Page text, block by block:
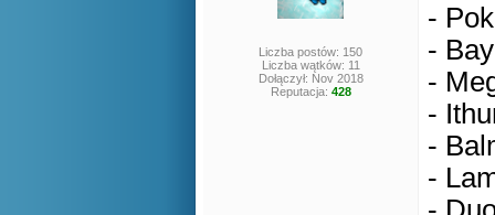
Liczba postów: 150
Liczba wątków: 11
Dołączył: Nov 2018
Reputacja: 428
-
-
-
-
-
-